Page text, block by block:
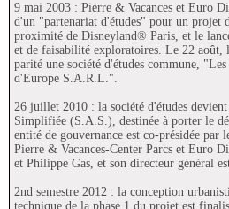
9 mai 2003 : Pierre & Vacances et Euro
d'un "partenariat d'études" pour un projet
proximité de Disneyland® Paris, et le
et de faisabilité exploratoires. Le 22 août,
parité une société d'études commune,
d'Europe S.A.R.L.".
26 juillet 2010 : la société d'études
Simplifiée (S.A.S.), destinée à porter le
entité de gouvernance est co-présidée par
Pierre & Vacances-Center Parcs et Euro
et Philippe Gas, et son directeur général
2nd semestre 2012 : la conception
technique de la phase 1 du projet est